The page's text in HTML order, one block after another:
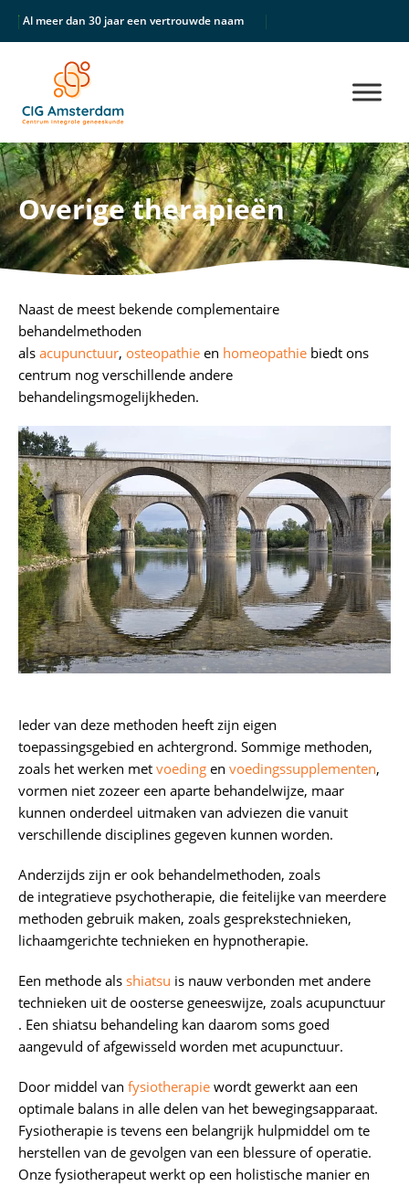
Al meer dan 30 jaar een vertrouwde naam
Overige therapieën
Naast de meest bekende complementaire
behandelmethoden
als acupunctuur, osteopathie en homeopathie biedt ons
centrum nog verschillende andere
behandelingsmogelijkheden.
Ieder van deze methoden heeft zijn eigen
toepassingsgebied en achtergrond. Sommige methoden,
zoals het werken met voeding en voedingssupplementen,
vormen niet zozeer een aparte behandelwijze, maar
kunnen onderdeel uitmaken van adviezen die vanuit
verschillende disciplines gegeven kunnen worden.
Anderzijds zijn er ook behandelmethoden, zoals
de integratieve psychotherapie, die feitelijke van meerdere
methoden gebruik maken, zoals gesprekstechnieken,
lichaamgerichte technieken en hypnotherapie.
Een methode als shiatsu is nauw verbonden met andere
technieken uit de oosterse geneeswijze, zoals acupunctuur
. Een shiatsu behandeling kan daarom soms goed
aangevuld of afgewisseld worden met acupunctuur.
Door middel van fysiotherapie wordt gewerkt aan een
optimale balans in alle delen van het bewegingsapparaat.
Fysiotherapie is tevens een belangrijk hulpmiddel om te
herstellen van de gevolgen van een blessure of operatie.
Onze fysiotherapeut werkt op een holistische manier en